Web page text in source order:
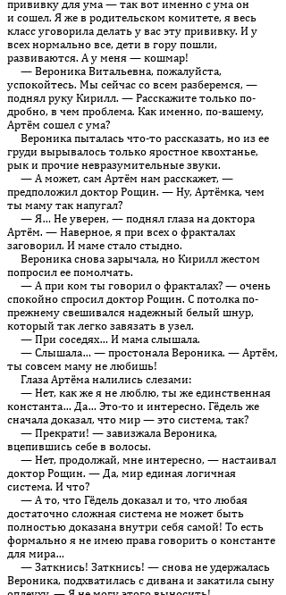
прививку для ума — так вот именно с ума он
и сошел. Я же в родительском комитете, я весь
класс уговорила делать у вас эту прививку. И у
всех нормально все, дети в гору пошли,
развиваются. А у меня — кошмар!
— Вероника Витальевна, пожалуйста,
успокойтесь. Мы сейчас со всем разберемся, —
поднял руку Кирилл. — Расскажите только по­
дроб­но, в чем проблема. Как именно, по-вашему,
Артём сошел с ума?
Вероника пыталась что-то рассказать, но из ее
груди вырывалось только яростное квохтанье,
рык и прочие невразумительные звуки.
— А может, сам Артём нам расскажет, —
предположил доктор Рощин. — Ну, Артёмка, чем
ты маму так напугал?
— Я… Не уверен, — поднял глаза на доктора
Артём. — Наверное, я при всех о фракталах
заговорил. И маме стало стыдно.
Вероника снова зарычала, но Кирилл жестом
попросил ее по­молчать.
— А при ком ты говорил о фракталах? — очень
спокойно спросил доктор Рощин. С потолка по-
прежнему свешивался надежный белый шнур,
который так легко завязать в узел.
— При соседях… И мама слышала.
— Слышала… — простонала Вероника. — Артём,
ты совсем ма­му не любишь!
Глаза Артёма налились слезами:
— Нет, как же я не люблю, ты же единственная
константа… Да… Это-то и интересно. Гёдель же
сначала доказал, что мир — это система, так?
— Прекрати! — завизжала Вероника,
вцепившись себе в волосы.
— Нет, продолжай, мне интересно, — настаивал
доктор Ро­щин. — Да, мир единая логичная
система. И что?
— А то, что Гёдель доказал и то, что любая
достаточно сложная сис­тема не может быть
полностью доказана внутри себя самой! То есть
формально я не имею права говорить о константе
для мира…
— Заткнись! Заткнись! — снова не удержалась
Вероника, под­хва­тилась с дивана и закатила сыну